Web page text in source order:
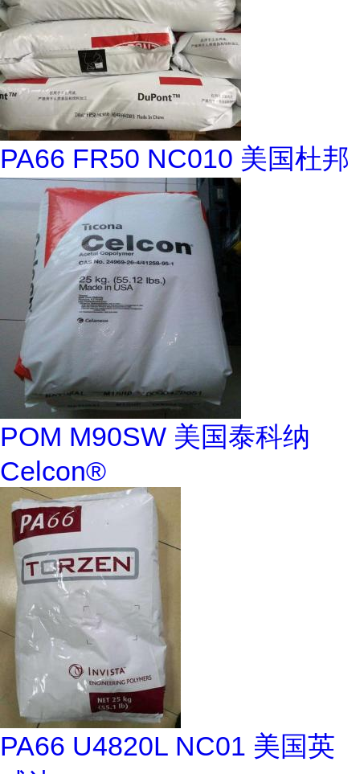
PA66 FR50 NC010 美国杜邦
POM M90SW 美国泰科纳
Celcon®
PA66 U4820L NC01 美国英